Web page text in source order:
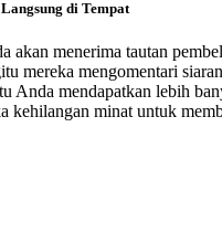
di Tempat
akan menerima tautan
mereka mengomentari
Anda mendapatkan lebih
kehilangan minat untuk